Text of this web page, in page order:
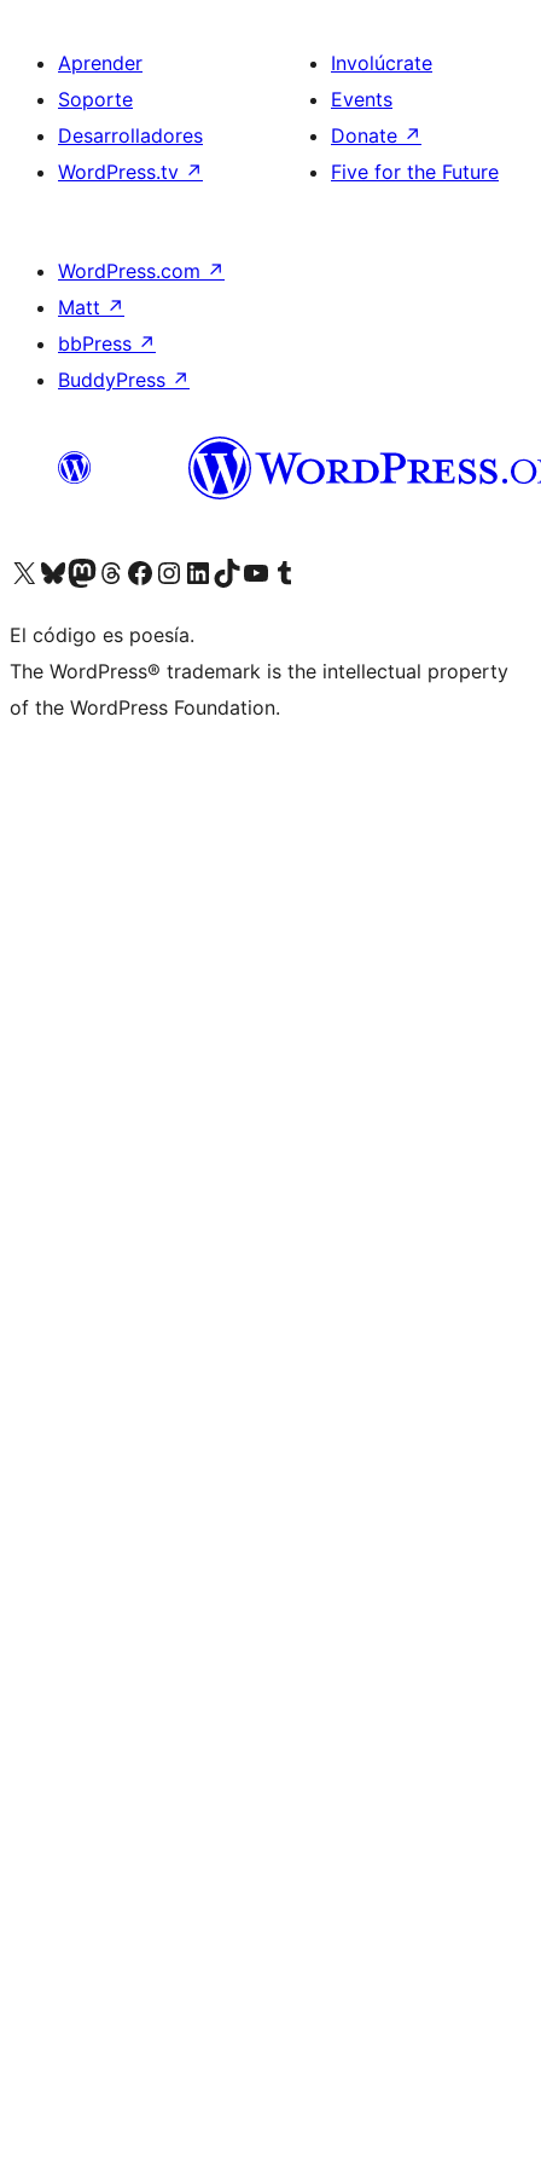
Aprender
Soporte
Desarrolladores
WordPress.tv ↗
Involúcrate
Events
Donate ↗
Five for the Future
WordPress.com ↗
Matt ↗
bbPress ↗
BuddyPress ↗
Visit our X (formerly Twitter) account
Visit our Bluesky account
Visit our Mastodon account
Visit our Threads account
Visita nuestra página de Facebook
Visita nuestra cuenta de Instagram
Visita nuestra cuenta de LinkedIn
Visit our TikTok account
Visita nuestro canal de YouTube
Visit our Tumblr account
El código es poesía.
The WordPress® trademark is the intellectual property
of the WordPress Foundation.